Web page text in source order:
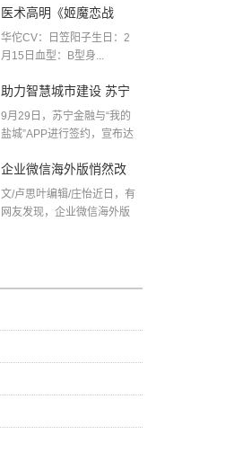
医术高明《姬魔恋战
纪》华佗人物档案
华佗CV：日笠阳子生日：2
月15日血型：B型身...
助力智慧城市建设 苏宁
金融与“我的盐城”APP达
9月29日，苏宁金融与“我的
盐城”APP进行签约，宣布达
企业微信海外版悄然改
名，或与美国禁令有关
文/卢思叶编辑/庄怡近日，有
网友发现，企业微信海外版